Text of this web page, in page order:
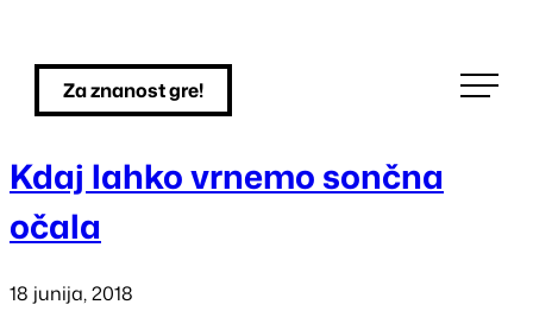
contentZa znanost gre!
Kdaj lahko vrnemo sončna
očala
18 junija, 2018